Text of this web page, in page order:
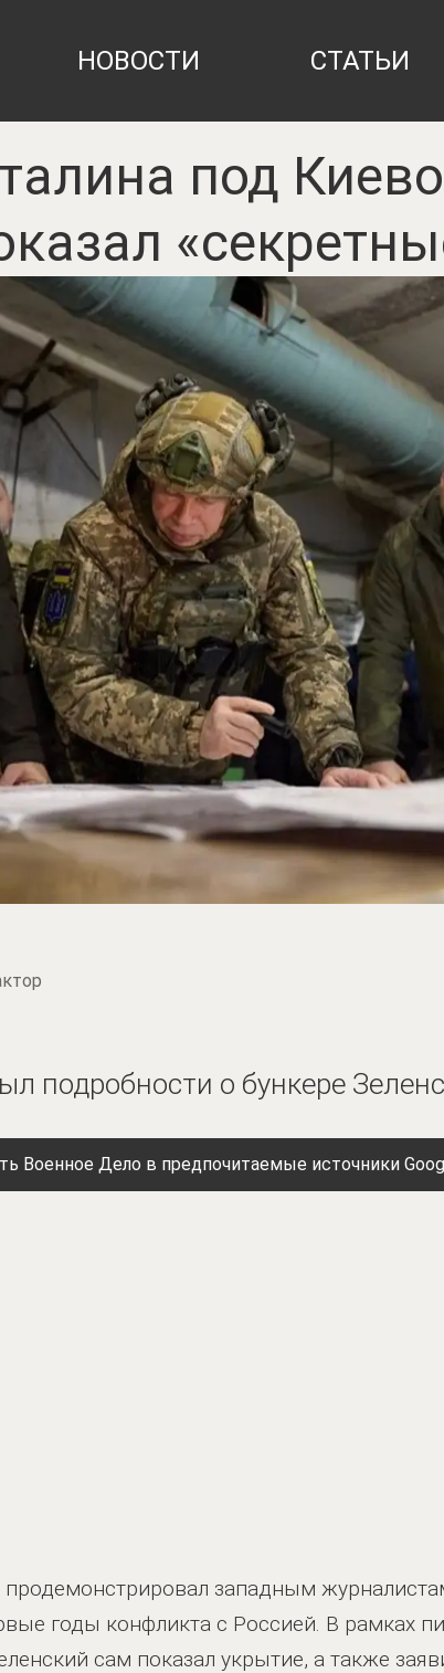
НОВОСТИ СТАТЬИ
под
подробности о бункере
Военное Дело в предпочитаемые источники
западным
годы конфликта с Россией. В рамках
сам показал укрытие, а также